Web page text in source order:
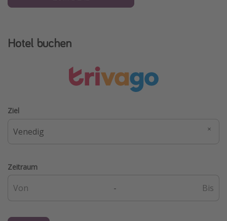
Hotel buchen
Ziel
Zeitraum
-